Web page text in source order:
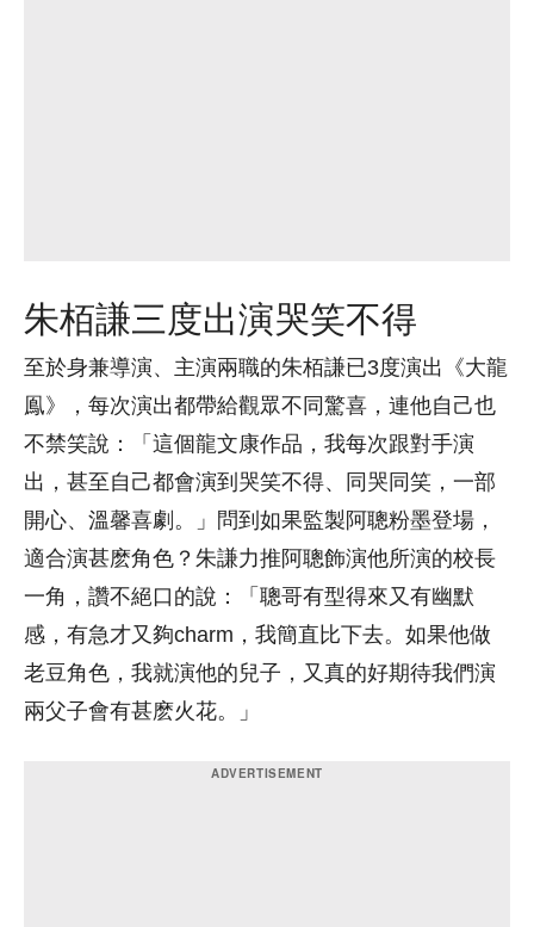
朱栢謙三度出演哭笑不得
至於身兼導演、主演兩職的朱栢謙已3度演出《大龍
鳯》，每次演出都帶給觀眾不同驚喜，連他自己也
不禁笑說：「這個龍文康作品，我每次跟對手演
出，甚至自己都會演到哭笑不得、同哭同笑，一部
開心、溫馨喜劇。」問到如果監製阿聰粉墨登場，
適合演甚麽角色？朱謙力推阿聰飾演他所演的校長
一角，讚不絕口的說：「聰哥有型得來又有幽默
感，有急才又夠charm，我簡直比下去。如果他做
老豆角色，我就演他的兒子，又真的好期待我們演
兩父子會有甚麽火花。」